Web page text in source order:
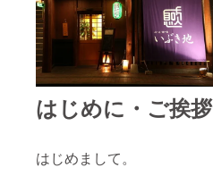
はじめに・ご挨拶
はじめまして。